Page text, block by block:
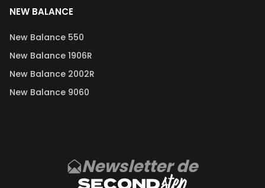
NEW BALANCE
New Balance 550
New Balance 1906R
New Balance 2002R
New Balance 9060
Newsletter de